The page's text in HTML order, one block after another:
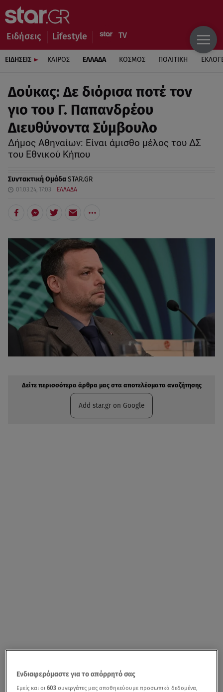
Ειδήσεις Lifestyle
ΕΙΔΗΣΕΙΣ ΚΑΙΡΟΣ ΕΛΛΑΔΑ ΚΟΣΜΟΣ ΠΟΛΙΤΙΚΗ
Δούκας: Δε διόρισα ποτέ τον
γιο του Γ. Παπανδρέου
Διευθύνοντα Σύμβουλο
Δήμος Αθηναίων: Είναι άμισθο μέλος του ΔΣ
του Εθνικού Κήπου
Συντακτική ΟμάδαSTAR.GR
01.03.24, 17:03 ΕΛΛΑΔΑ
Δείτε περισσότερα άρθρα μας στα αποτελέσματα αναζήτησης
Add star.gr on Google
Ενδιαφερόμαστε για το απόρρητό σας
Εμείς και οι603 συνεργάτες μας αποθηκεύουμε προσωπικά δεδομένα,